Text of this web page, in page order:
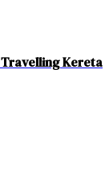
Kereta